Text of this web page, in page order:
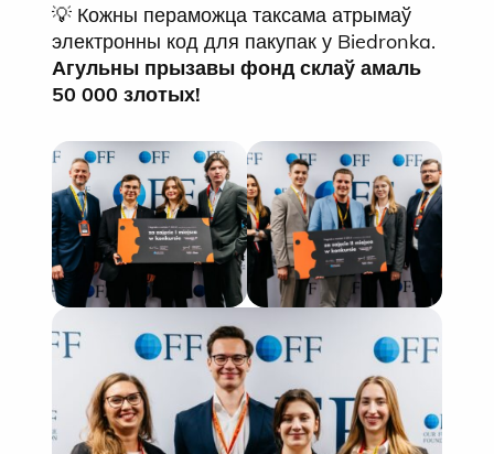
💡 Кожны пераможца таксама атрымаў
электронны код для пакупак у Biedronka.
Агульны прызавы фонд склаў амаль
50 000 злотых!